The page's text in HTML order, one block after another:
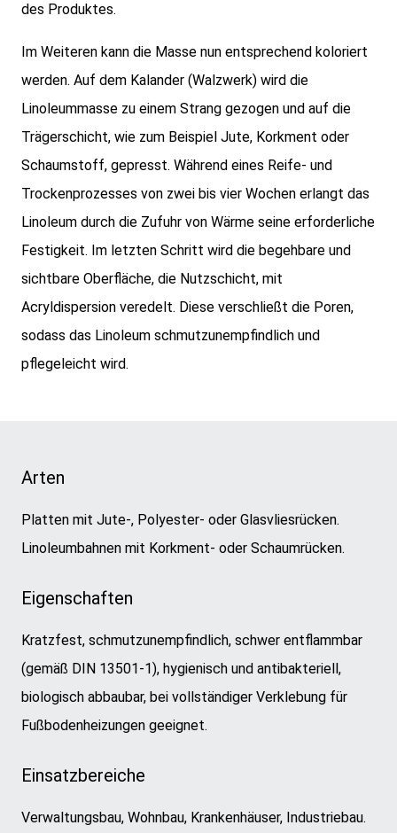
des Produktes.
Im Weiteren kann die Masse nun entsprechend koloriert
werden. Auf dem Kalander (Walzwerk) wird die
Linoleummasse zu einem Strang gezogen und auf die
Trägerschicht, wie zum Beispiel Jute, Korkment oder
Schaumstoff, gepresst. Während eines Reife- und
Trockenprozesses von zwei bis vier Wochen erlangt das
Linoleum durch die Zufuhr von Wärme seine erforderliche
Festigkeit. Im letzten Schritt wird die begehbare und
sichtbare Oberfläche, die Nutzschicht, mit
Acryldispersion veredelt. Diese verschließt die Poren,
sodass das Linoleum schmutzunempfindlich und
pflegeleicht wird.
Arten
Platten mit Jute-, Polyester- oder Glasvliesrücken.
Linoleumbahnen mit Korkment- oder Schaumrücken.
Eigenschaften
Kratzfest, schmutzunempfindlich, schwer entflammbar
(gemäß DIN 13501-1), hygienisch und antibakteriell,
biologisch abbaubar, bei vollständiger Verklebung für
Fußbodenheizungen geeignet.
Einsatzbereiche
Verwaltungsbau, Wohnbau, Krankenhäuser, Industriebau.